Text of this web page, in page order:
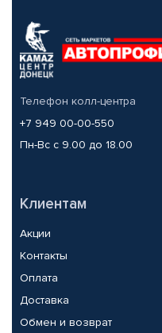
Телефон колл-центра
+7 949 00-00-550
Пн-Вс с 9.00 до 18.00
Клиентам
Акции
Контакты
Оплата
Доставка
Обмен и возврат